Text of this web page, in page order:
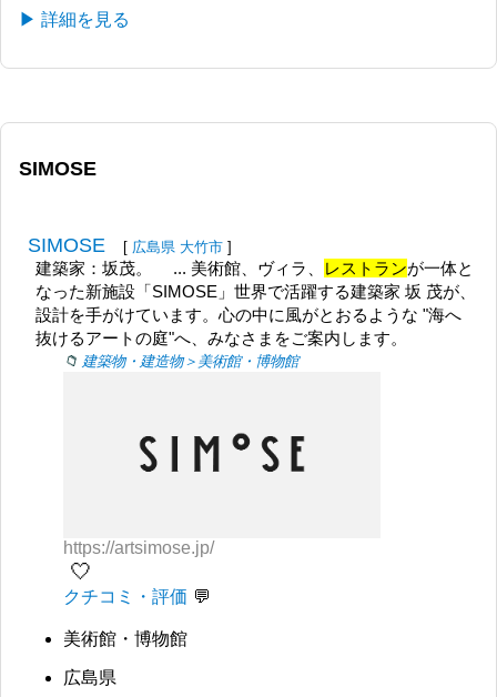
▶ 詳細を見る
SIMOSE
SIMOSE [ 広島県 大竹市 ]
建築家：坂茂。 ... 美術館、ヴィラ、 レストランが一体と
なった新施設「SIMOSE」世界で活躍する建築家 坂 茂が、
設計を手がけています。心の中に風がとおるような "海へ
抜けるアートの庭"へ、みなさまをご案内します。
建築物・建造物＞美術館・博物館
https://artsimose.jp/
🤍
クチコミ・評価
美術館・博物館
広島県